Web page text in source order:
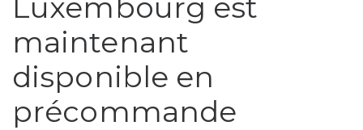
Luxembourg est
maintenant
disponible en
précommande